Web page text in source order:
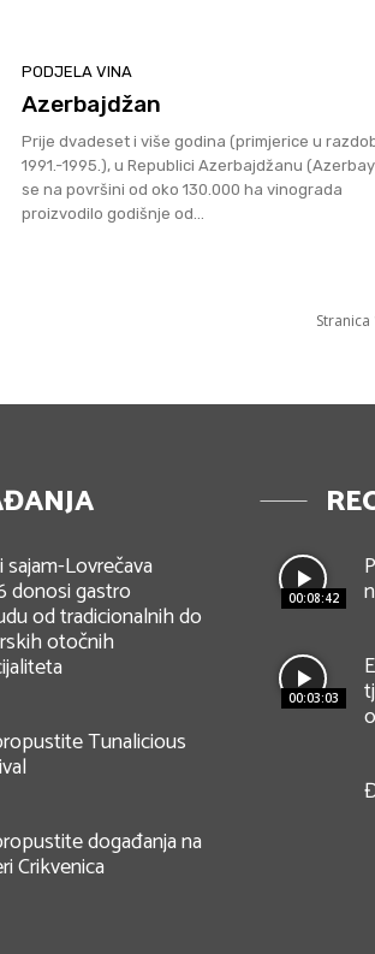
PODJELA VINA
Azerbajdžan
Prije dvadeset i više godina (primjerice u
1991.-1995.), u Republici Azerbajdžanu
se na površini od oko 130.000 ha vinograda
proizvodilo godišnje od...
sajam-Lovrečava
donosi gastro
od tradicionalnih do
otočnih
Tunalicious
događanja na
Crikvenica
00:08:42
00:03:03